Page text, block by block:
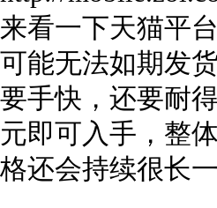
来看一下天猫平
可能无法如期发
要手快，还要耐
元即可入手，整
格还会持续很长